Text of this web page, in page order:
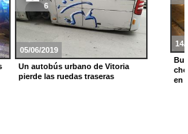
6
05/06/2019
Un autobús urbano de Vitoria
pierde las ruedas traseras
14/
en